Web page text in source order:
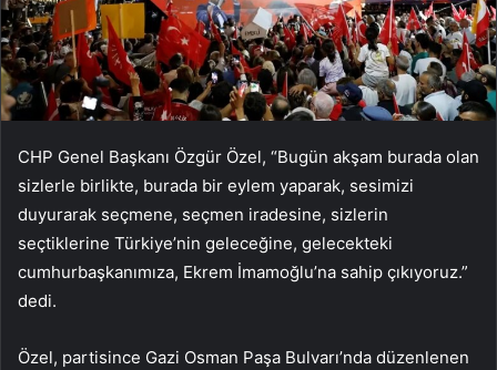
CHP Genel Başkanı Özgür Özel, “Bugün akşam burada olan
sizlerle birlikte, burada bir eylem yaparak, sesimizi
duyurarak seçmene, seçmen iradesine, sizlerin
seçtiklerine Türkiye’nin geleceğine, gelecekteki
cumhurbaşkanımıza, Ekrem İmamoğlu’na sahip çıkıyoruz.”
dedi.
Özel, partisince Gazi Osman Paşa Bulvarı’nda düzenlenen